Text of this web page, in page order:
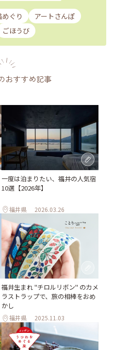
めぐり
アートさんぽ
ごほうび
おすすめ記事
一度は泊まりたい、福井の人気宿
10選【2026年】
福井県 2026.03.26
福井生まれ "チロルリボン" のカメ
ラストラップで、旅の相棒をおめ
かし
福井県 2025.11.03